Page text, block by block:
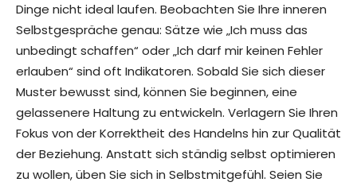
Dinge nicht ideal laufen. Beobachten Sie Ihre inneren
Selbstgespräche genau: Sätze wie „Ich muss das
unbedingt schaffen“ oder „Ich darf mir keinen Fehler
erlauben“ sind oft Indikatoren. Sobald Sie sich dieser
Muster bewusst sind, können Sie beginnen, eine
gelassenere Haltung zu entwickeln. Verlagern Sie Ihren
Fokus von der Korrektheit des Handelns hin zur Qualität
der Beziehung. Anstatt sich ständig selbst optimieren
zu wollen, üben Sie sich in Selbstmitgefühl. Seien Sie